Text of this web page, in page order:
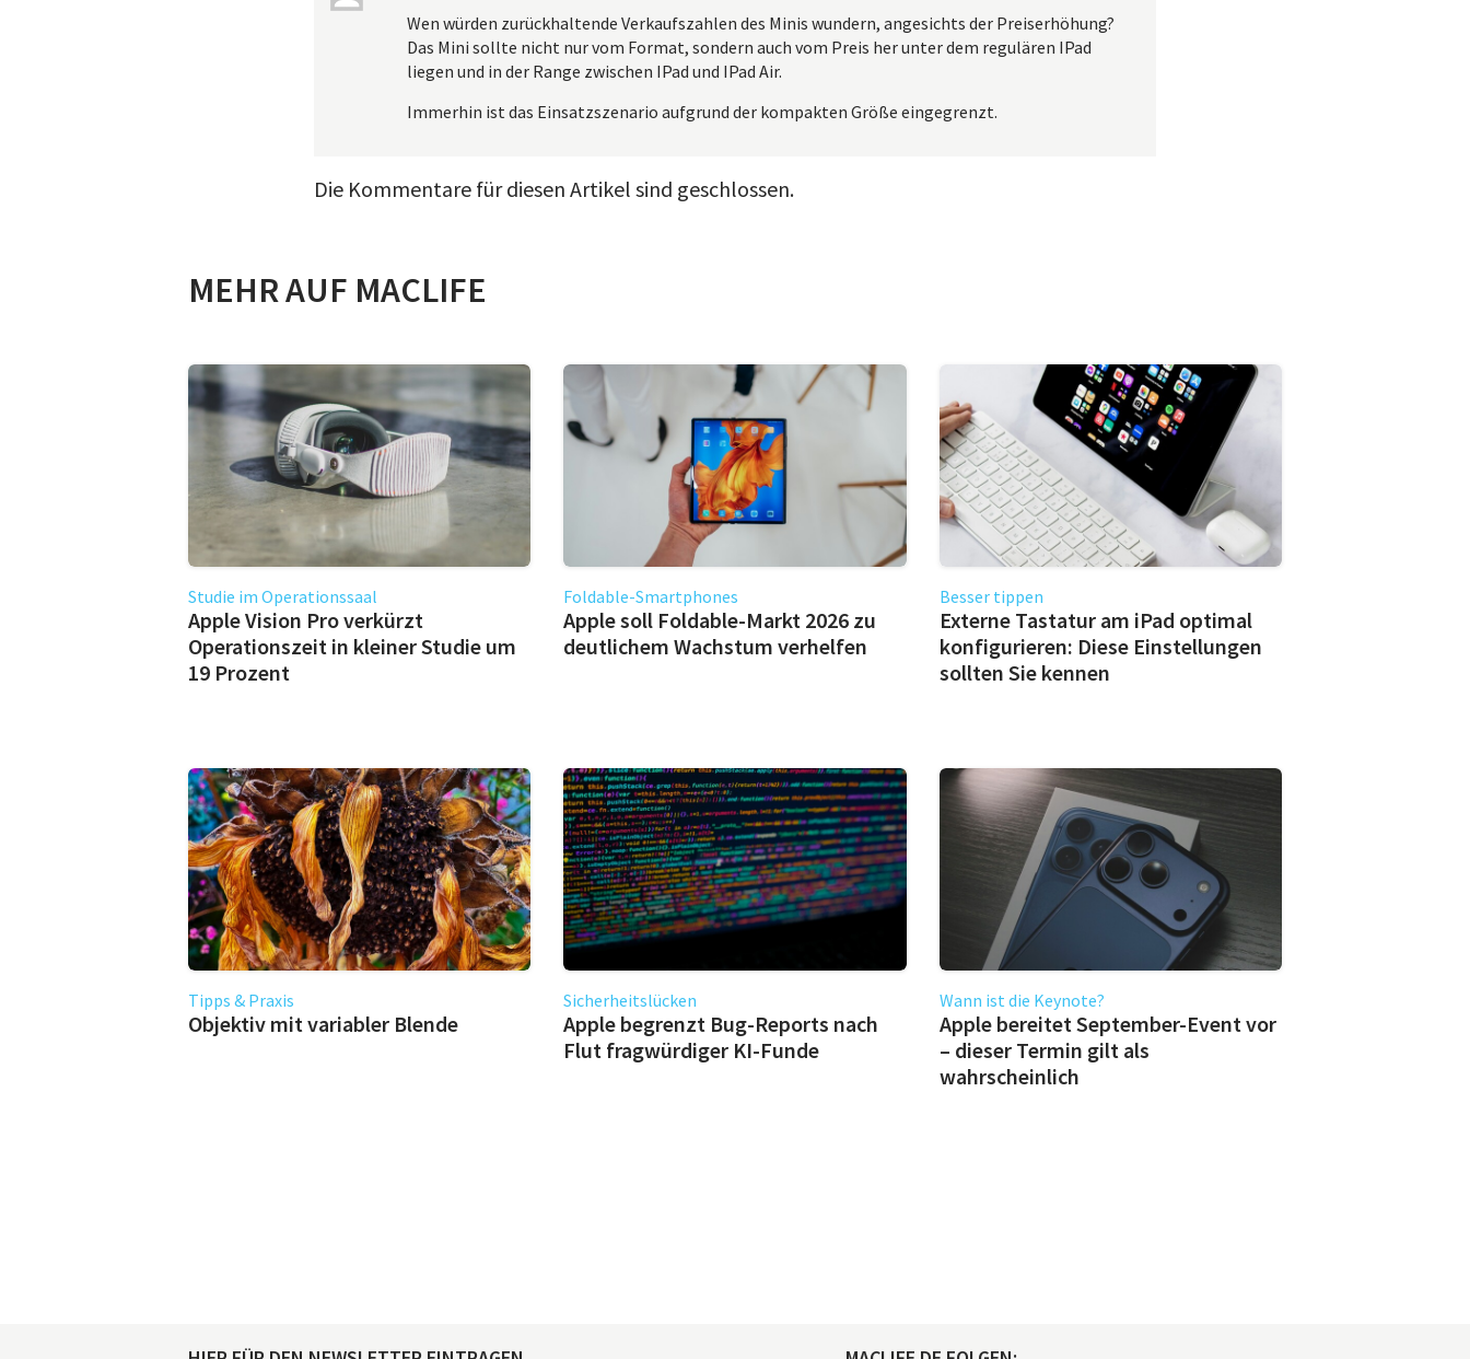
Wen würden zurückhaltende Verkaufszahlen des Minis wundern, angesichts der Preiserhöhung?
Das Mini sollte nicht nur vom Format, sondern auch vom Preis her unter dem regulären IPad
liegen und in der Range zwischen IPad und IPad Air.
Immerhin ist das Einsatzszenario aufgrund der kompakten Größe eingegrenzt.
Die Kommentare für diesen Artikel sind geschlossen.
MEHR AUF MACLIFE
Studie im Operationssaal
Apple Vision Pro verkürzt
Operationszeit in kleiner Studie um
19 Prozent
Foldable-Smartphones
Apple soll Foldable-Markt 2026 zu
deutlichem Wachstum verhelfen
Besser tippen
Externe Tastatur am iPad optimal
konfigurieren: Diese Einstellungen
sollten Sie kennen
Tipps & Praxis
Objektiv mit variabler Blende
Sicherheitslücken
Apple begrenzt Bug-Reports nach
Flut fragwürdiger KI-Funde
Wann ist die Keynote?
Apple bereitet September-Event vor
– dieser Termin gilt als
wahrscheinlich